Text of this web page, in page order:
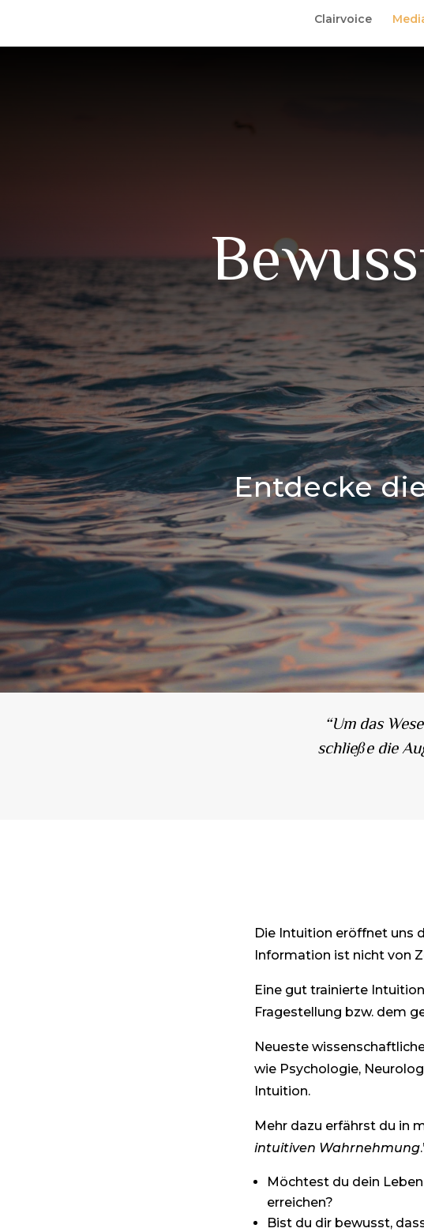
Clairvoice
Entdecke
“Um das
schließe die
Die Intuition eröffnet uns
Information ist nicht von
Eine gut trainierte
Fragestellung bzw. dem
Neueste
wie Psychologie,
Intuition.
Mehr dazu erfährst du in
intuitiven Wahrnehmung
Möchtest du dein
erreichen?
Bist du dir bewusst,